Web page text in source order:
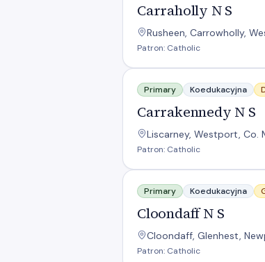
Carraholly N S
Rusheen, Carrowholly,
Patron: Catholic
Carrakennedy N S
Primary Koedukacyjna
Carrakennedy N S
Liscarney, Westport, Co.
Patron: Catholic
Cloondaff N S
Primary Koedukacyjna
Cloondaff N S
Cloondaff, Glenhest,
Patron: Catholic